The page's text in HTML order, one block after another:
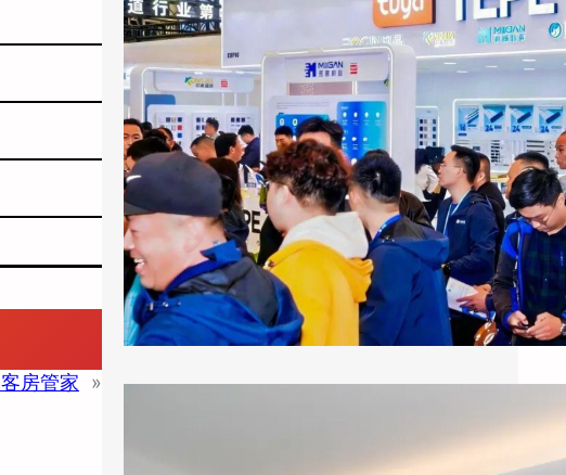
客房管家 »
（NYSE：TUYA，HKEX：2391）的展区成为
E7馆人气最旺的展位之…